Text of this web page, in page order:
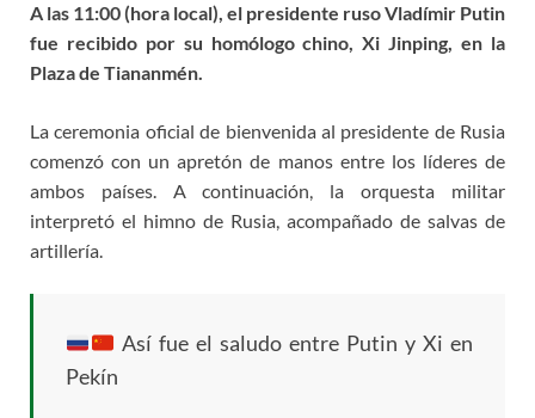
A las 11:00 (hora local), el presidente ruso Vladímir Putin
fue recibido por su homólogo chino, Xi Jinping, en la
Plaza de Tiananmén.
La ceremonia oficial de bienvenida al presidente de Rusia
comenzó con un apretón de manos entre los líderes de
ambos países. A continuación, la orquesta militar
interpretó el himno de Rusia, acompañado de salvas de
artillería.
Así fue el saludo entre Putin y Xi en
Pekín